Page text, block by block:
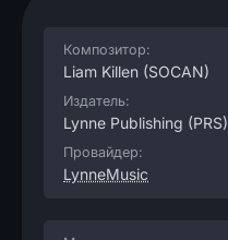
Композитор:
Liam Killen (SOCAN)
Издатель:
Lynne Publishing (PRS)
Провайдер:
LynneMusic